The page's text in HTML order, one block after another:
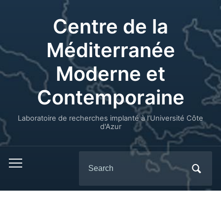
Centre de la
Méditerranée
Moderne et
Contemporaine
Laboratoire de recherches implanté à l’Université Côte
d'Azur
for: